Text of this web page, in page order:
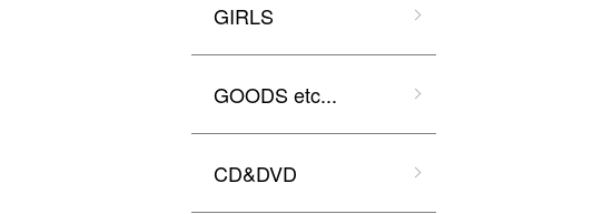
GIRLS
GOODS etc...
CD&DVD